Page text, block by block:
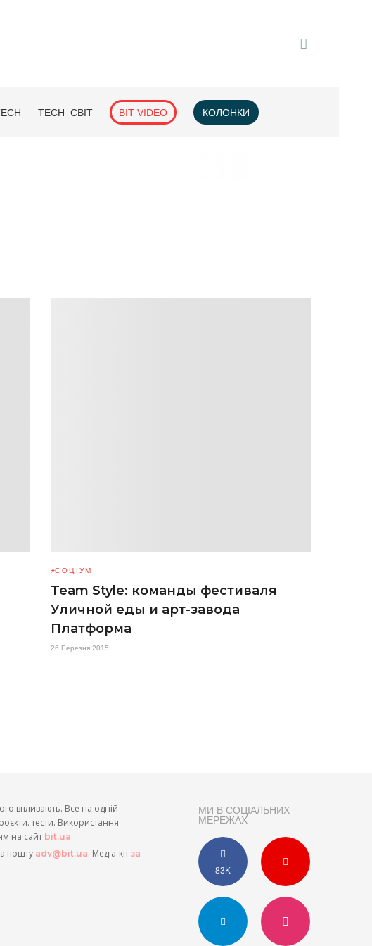
TECH_СВІТ BIT VIDEO КОЛОНКИ
СОЦІУМ
Team Style: команды фестиваля
Уличной еды и арт-завода
Платформа
26 Березня 2015
МИ В СОЦІАЛЬНИХ
МЕРЕЖАХ
83K
впливають. Все на одній
тести. Використання
на сайт bit.ua.
пошту adv@bit.ua. Медіа-кіт за